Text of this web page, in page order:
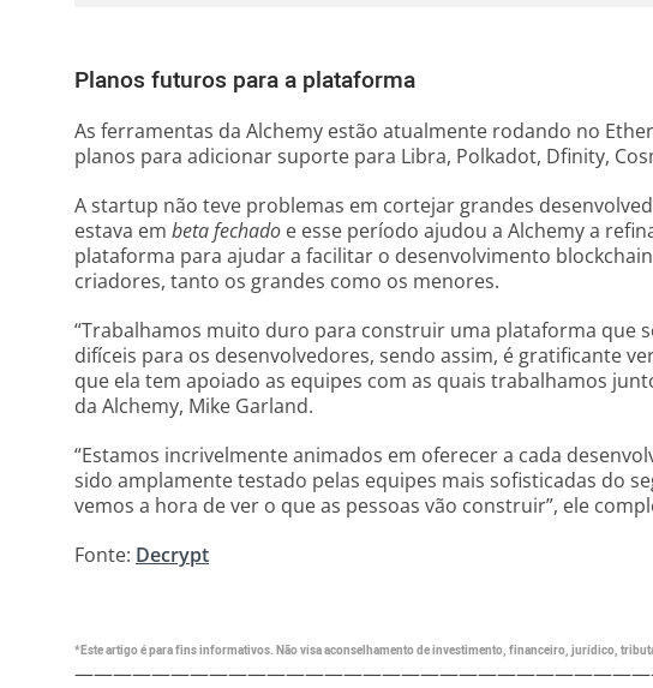
Planos futuros para a plataforma
As ferramentas da Alchemy estão atualmente rodando no
planos para adicionar suporte para Libra, Polkadot, Dfinity,
A startup não teve problemas em cortejar grandes
estava em beta fechado e esse período ajudou a Alchemy a
plataforma para ajudar a facilitar o desenvolvimento
criadores, tanto os grandes como os menores.
“Trabalhamos muito duro para construir uma plataforma que
difíceis para os desenvolvedores, sendo assim, é gratificante
que ela tem apoiado as equipes com as quais trabalhamos
da Alchemy, Mike Garland.
“Estamos incrivelmente animados em oferecer a cada
sido amplamente testado pelas equipes mais sofisticadas do
vemos a hora de ver o que as pessoas vão construir”, ele
Fonte: Decrypt
*Este artigo é para fins informativos. Não visa aconselhamento de investimento, financeiro, jurídico,